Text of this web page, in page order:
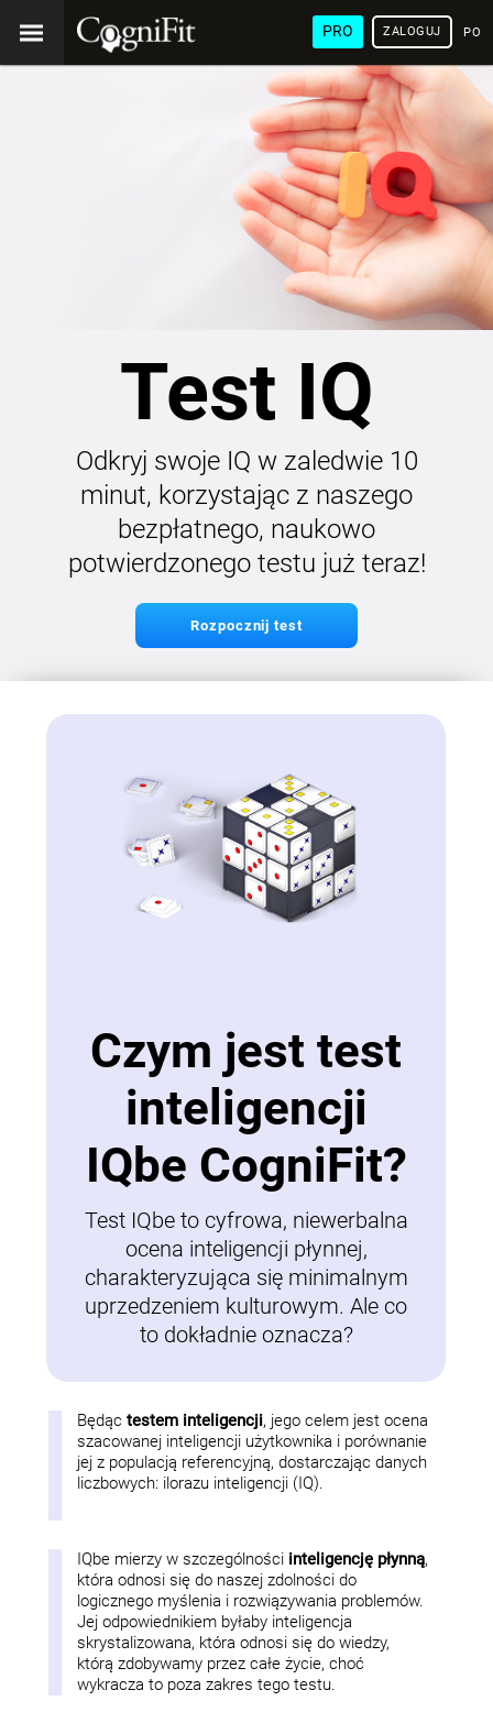
PRO ZALOGUJ
Test IQ
Odkryj swoje IQ w zaledwie 10
minut, korzystając z naszego
bezpłatnego, naukowo
potwierdzonego testu już teraz!
Rozpocznij test
Czym jest test
inteligencji
IQbe CogniFit?
Test IQbe to cyfrowa, niewerbalna
ocena inteligencji płynnej,
charakteryzująca się minimalnym
uprzedzeniem kulturowym. Ale co
to dokładnie oznacza?
Będąctestem inteligencji, jego celem jest ocena
szacowanej inteligencji użytkownika i porównanie
jej z populacją referencyjną, dostarczając danych
liczbowych: ilorazu inteligencji (IQ).
IQbe mierzy w szczególności inteligencję płynną,
która odnosi się do naszej zdolności do
logicznego myślenia i rozwiązywania problemów.
Jej odpowiednikiem byłaby inteligencja
skrystalizowana, która odnosi się do wiedzy,
którą zdobywamy przez całe życie, choć
wykracza to poza zakres tego testu.